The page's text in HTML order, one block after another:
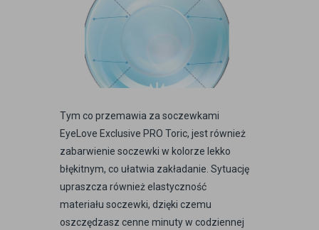
Tym co przemawia za soczewkami
EyeLove Exclusive PRO Toric, jest również
zabarwienie soczewki w kolorze lekko
błękitnym, co ułatwia zakładanie. Sytuację
upraszcza również elastyczność
materiału soczewki, dzięki czemu
oszczędzasz cenne minuty w codziennej